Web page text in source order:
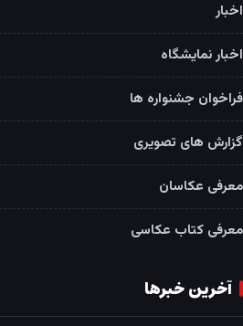
اخبار
اخبار نمایشگاه
فراخوان جشنواره ها
گزارش های تصویری
معرفی عکاسان
معرفی کتاب عکاسی
آخرین خبرها